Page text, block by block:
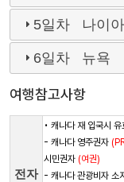
5일차 나이
6일차 뉴욕
여행참고사항
전자
• 캐나다 재 입국시
- 캐나다 영주권자
시민권자 (여권)
- 캐나다 관광비자 소